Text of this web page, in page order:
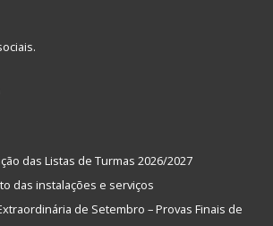
das Listas de Turmas 2026/2027
das instalações e serviços
de Setembro – Provas Finais de